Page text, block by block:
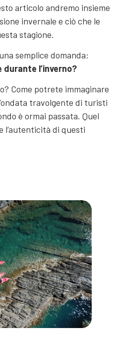
articolo andremo insieme
invernale e ciò che le
stagione.
semplice domanda:
l’inverno?
Come potrete immaginare
travolgente di turisti
è ormai passata. Quel
l’autenticità di questi